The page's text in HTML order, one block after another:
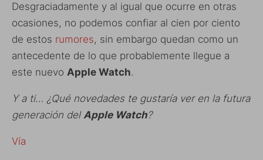
Desgraciadamente y al igual que ocurre en otras
ocasiones, no podemos confiar al cien por ciento
de estos rumores, sin embargo quedan como un
antecedente de lo que probablemente llegue a
este nuevo Apple Watch.
Y a ti… ¿Qué novedades te gustaría ver en la futura
generación delApple Watch?
Vía